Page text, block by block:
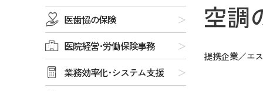
医歯協の保険
医院経営･労働保険事務
業務効率化･システム支援
空調
提携企業／エ